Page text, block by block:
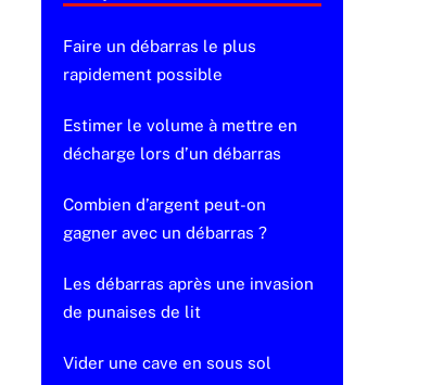
Faire un débarras le plus
rapidement possible
Estimer le volume à mettre en
décharge lors d’un débarras
Combien d’argent peut-on
gagner avec un débarras ?
Les débarras après une invasion
de punaises de lit
Vider une cave en sous sol